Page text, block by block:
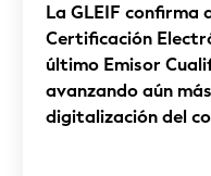
La GLEIF confirma
Certificación
último Emisor
avanzando aún
digitalización del